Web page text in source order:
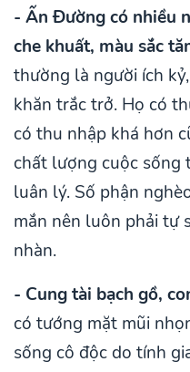
- Ấn Đường có nhiều
che khuất, màu sắc
thường là người ích
khăn trắc trở. Họ có
có thu nhập khá hơn
chất lượng cuộc sống
luân lý. Số phận
mắn nên luôn phải tự
nhàn.
- Cung tài bạch gồ,
có tướng mặt mũi
sống cô độc do tính